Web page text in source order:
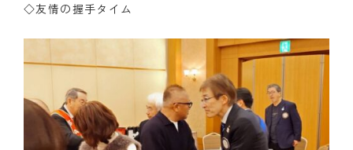
◇友情の握手タイム